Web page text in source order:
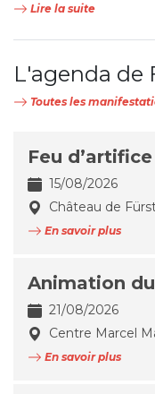
Lire la suite
L'agenda de
Toutes les
Feu d’artifice
15/08/2026
Château de
En savoir plus
Animation
21/08/2026
Centre Marcel
En savoir plus